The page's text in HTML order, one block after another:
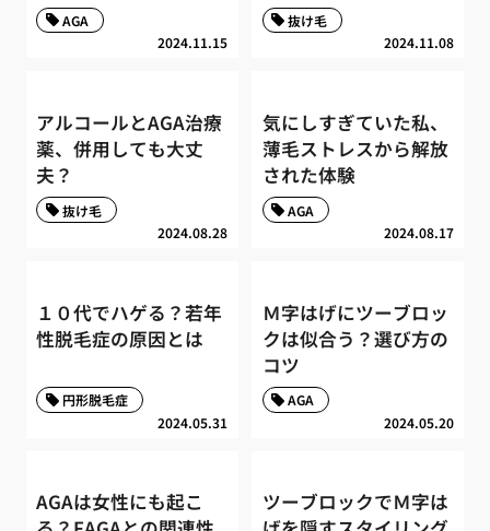
2024.11.15
AGA
2024.11.08
抜け毛
アルコールとAGA治療
薬、併用しても大丈
夫？
2024.08.28
抜け毛
気にしすぎていた私、
薄毛ストレスから解放
された体験
2024.08.17
AGA
１０代でハゲる？若年
性脱毛症の原因とは
2024.05.31
円形脱毛症
Ｍ字はげにツーブロッ
クは似合う？選び方の
コツ
2024.05.20
AGA
AGAは女性にも起こ
ツーブロックでＭ字は